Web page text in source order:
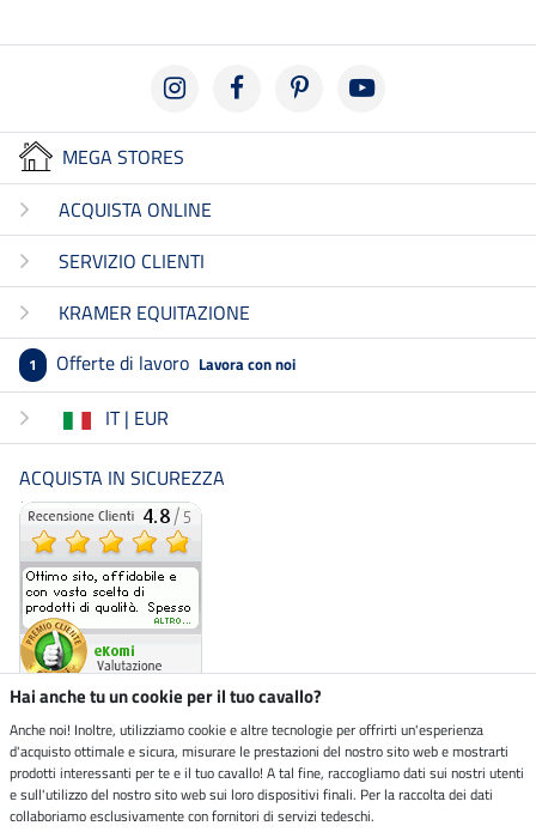
MEGA STORES
ACQUISTA ONLINE
SERVIZIO CLIENTI
KRAMER EQUITAZIONE
1 Offerte di lavoro Lavora con noi
IT | EUR
ACQUISTA IN SICUREZZA
Negozio ecosostenibile
Spedizioni tramite
Hai anche tu un cookie per il tuo cavallo?
Anche noi! Inoltre, utilizziamo cookie e altre tecnologie per offrirti un'esperienza
d'acquisto ottimale e sicura, misurare le prestazioni del nostro sito web e mostrarti
prodotti interessanti per te e il tuo cavallo! A tal fine, raccogliamo dati sui nostri utenti
e sull'utilizzo del nostro sito web sui loro dispositivi finali. Per la raccolta dei dati
collaboriamo esclusivamente con fornitori di servizi tedeschi.